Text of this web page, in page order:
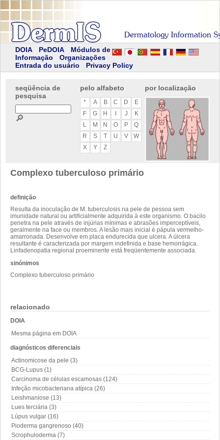
DOIA PeDOIA
Módulos de
Informação
Organizações
Entrada do usuário
Privacy Policy
seqüência de
pesquisa
🔎
pelo alfabeto
* A B C D
E
F
G H J
K
L
M N O P
Q
R
S T U V
W
X
Y Z
por localização
relacionado
DOIA
Mesma página em DOIA
diagnósticos diferenciais
Actinomicose da pele (3)
BCG-Lupus (1)
Carcinoma de células escamosas (124)
Infeção micobacteriana atípica (26)
Leishmaniose (13)
Lues terciária (3)
Lúpus vulgar (16)
Pioderma gangrenoso (40)
Scrophuloderma (7)
Complexo tuberculoso primário
definição
Resulta da inoculação de M. tuberculosis na pele de pessoa sem
imunidade natural ou artificialmente adquirida à este organismo. O bacilo
penetra na pele através de injúrias mínimas e abrasões imperceptíveis,
geralmente na face ou membros. A lesão mais inicial é pápula vermelho-
amarronada. Desenvolve em placa endurecida que ulcera. A úlcera
resultante é caracterizada por margem indefinida e base hemorrágica.
Linfadenopatia regional proeminente está freqüentemente associada.
sinónimos
Complexo tuberculoso primário